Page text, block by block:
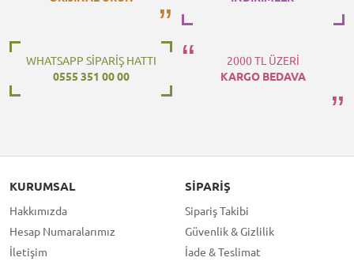
WHATSAPP SİPARİŞ HATTI
0555 351 00 00
2000 TL ÜZERİ
KARGO BEDAVA
KURUMSAL
Hakkımızda
Hesap Numaralarımız
İletişim
SIPARIŞ
Sipariş Takibi
Güvenlik & Gizlilik
İade & Teslimat